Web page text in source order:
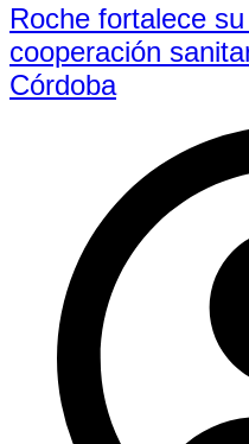
Roche fortalece
cooperación
Córdoba